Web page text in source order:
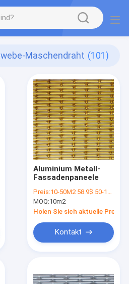
Maschendraht (101)
Aluminium Metall-
Fassadenpaneele
Preis:10-50M2 58.9$ 50-100M2 57.9$ 100-300M2 57.6$
MOQ:10m2
Holen Sie sich aktuelle Preis
Kontakt